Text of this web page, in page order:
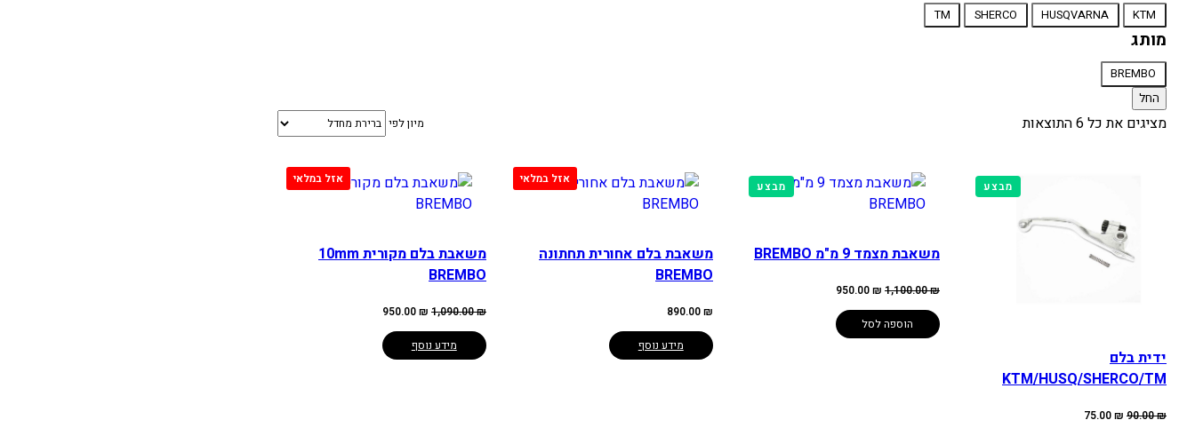
סוג
אופנוע
KTM
HUSQVARNA
SHERCO
TM
מותג
מותג
BREMBO
החל
מציגים את כל ⁦6⁩ התוצאות מיון לפי
מבצעמוצרים
במבצע
ידית בלם
KTM/HUSQ/SHERCO/TM
90.00₪ המחיר75.00₪
מבצעמוצרים
במבצע
משאבת מצמד 9 מ"מ BREMBO
1,100.00₪ המחיר
היה:
1,100.00 ₪.
950.00₪
950.00 ₪. הוספה לסל
משאבת בלם אחורית תחתונה
BREMBO
890.00₪
מידע נוסף
משאבת בלם מקורית 10mm
BREMBO
1,090.00₪ המחיר
היה:
1,090.00 ₪.
950.00₪
950.00 ₪. מידע נוסף